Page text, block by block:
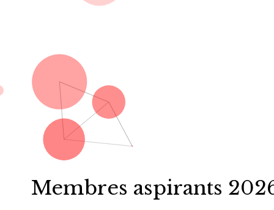
Membres aspirants